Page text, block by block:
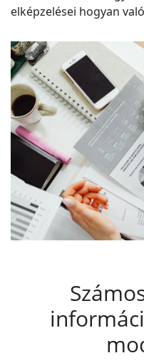
elképzelései hogyan